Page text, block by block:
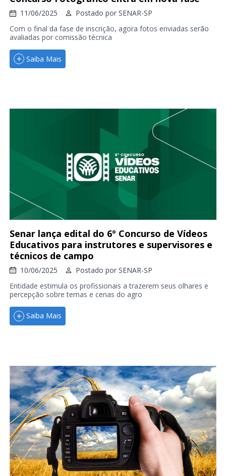
11/06/2025 Postado por SENAR-SP
Com o final da fase de inscrição, agora fotos enviadas serão
avaliadas por comissão técnica
Saiba Mais
Senar lança edital do 6º Concurso de Vídeos
Educativos para instrutores e supervisores e
técnicos de campo
10/06/2025 Postado por SENAR-SP
Entidade estimula os profissionais a trazerem seus olhares e
percepção sobre temas e cenas do agro
Saiba Mais